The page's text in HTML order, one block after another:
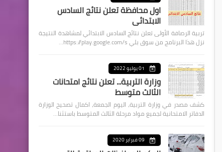
اول محافظة تعلن نتائج السادس
الابتدائي
تربية الرصافة الأولى تعلن نتائج السادس الابتدائي لمشاهدة النتيجة
نزل هذا البرنامج من سوق بلي https://play.google.com/s…
01 يوليو 2022
وزارة التربية... تعلن نتائج امتحانات
الثالث متوسط
كشف مصدر في وزارة التربية، اليوم الجمعة، اكمال تصحيح الوزارة
الدفاتر الامتحانية لجميع مواد مرحلة الثالث المتوسط باستثنا…
09 فبراير 2020